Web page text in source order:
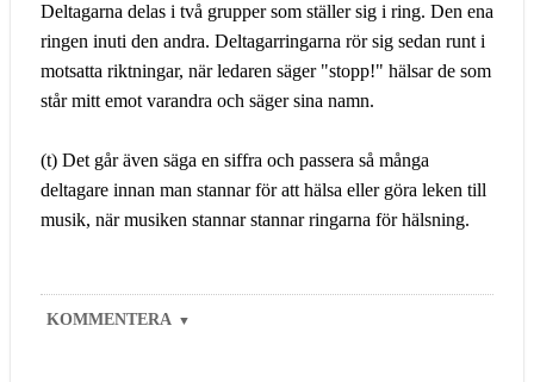
Deltagarna delas i två grupper som ställer sig i ring. Den ena
ringen inuti den andra. Deltagarringarna rör sig sedan runt i
motsatta riktningar, när ledaren säger "stopp!" hälsar de som
står mitt emot varandra och säger sina namn.
(t) Det går även säga en siffra och passera så många
deltagare innan man stannar för att hälsa eller göra leken till
musik, när musiken stannar stannar ringarna för hälsning.
KOMMENTERA ▼